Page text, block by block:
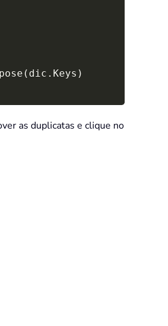
( dic . Keys )
as duplicatas e clique no